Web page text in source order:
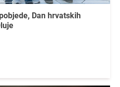
Dan hrvatskih